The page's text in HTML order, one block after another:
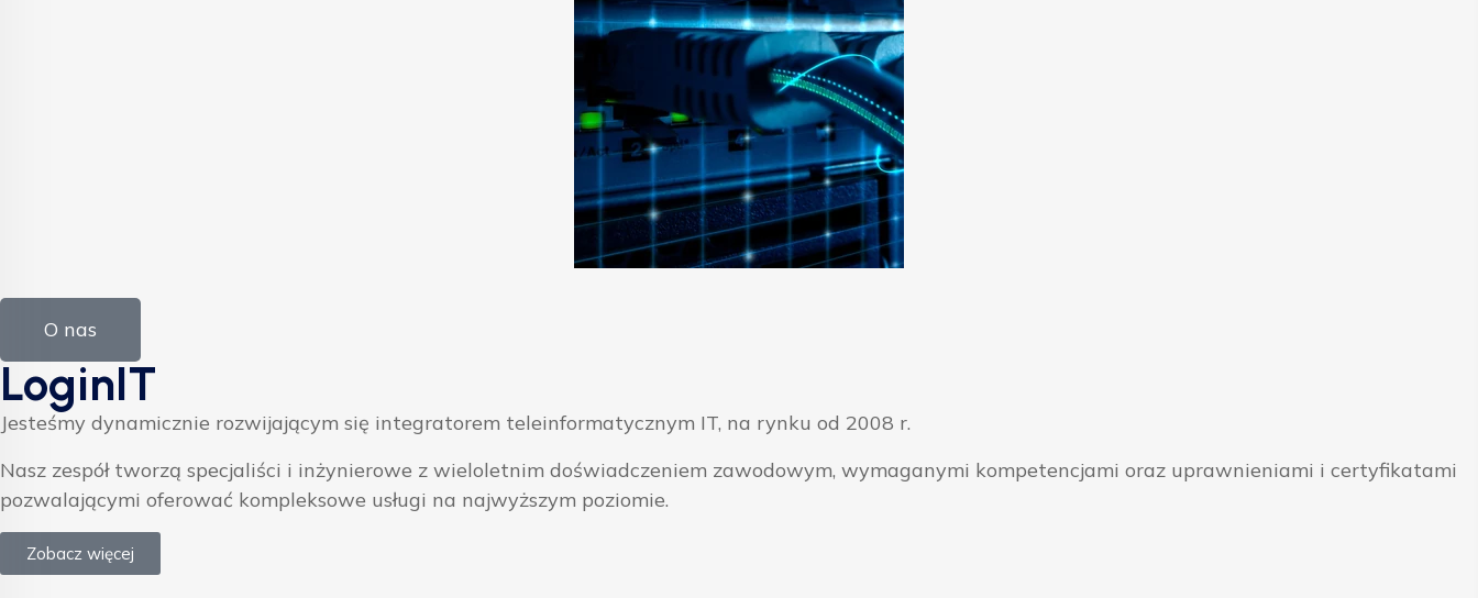
O nas
LoginIT
Jesteśmy dynamicznie rozwijającym się integratorem teleinformatycznym IT, na rynku od 2008 r.
Nasz zespół tworzą specjaliści i inżynierowe z wieloletnim doświadczeniem zawodowym, wymaganymi kompetencjami oraz uprawnieniami i certyfikatami
pozwalającymi oferować kompleksowe usługi na najwyższym poziomie.
Zobacz więcej